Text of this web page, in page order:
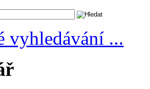
vyhledávání ...